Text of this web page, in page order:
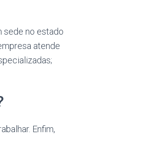
sede no estado
atende
Enfim,